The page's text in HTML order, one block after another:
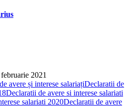
2021
avere și interese salariațiDeclaratii de
Declaratii de avere si interese salariati
salariati 2020Declaratii de avere